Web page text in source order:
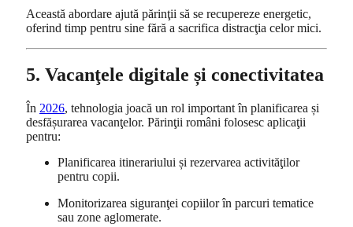
Această abordare ajută părinţii să se recupereze energetic,
oferind timp pentru sine fără a sacrifica distracţia celor mici.
5. Vacanţele digitale și conectivitatea
În 2026, tehnologia joacă un rol important în planificarea și
desfășurarea vacanţelor. Părinţii români folosesc aplicaţii
pentru:
Planificarea itinerariului și rezervarea activităţilor
pentru copii.
Monitorizarea siguranţei copiilor în parcuri tematice
sau zone aglomerate.